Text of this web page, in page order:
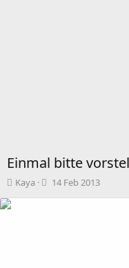
Einmal bitte
T
Kaya
B14 Feb 2013